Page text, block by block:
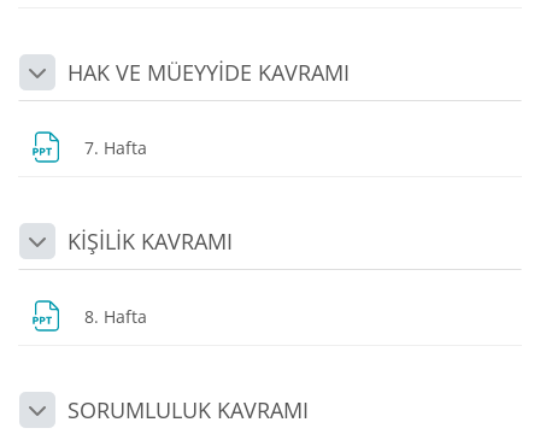
DaraltHAK VE MÜEYYİDE KAVRAMI
7. Hafta
DaraltKİŞİLİK KAVRAMI
8. Hafta
DaraltSORUMLULUK KAVRAMI